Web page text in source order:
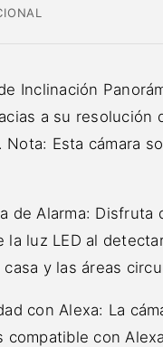
Inclinación
a su
Esta cámara
de Alarma:
la luz LED al
y las áreas
con Alexa: La
compatible con